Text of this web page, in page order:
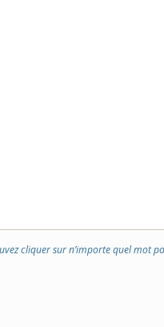
cliquer sur n’importe quel mot